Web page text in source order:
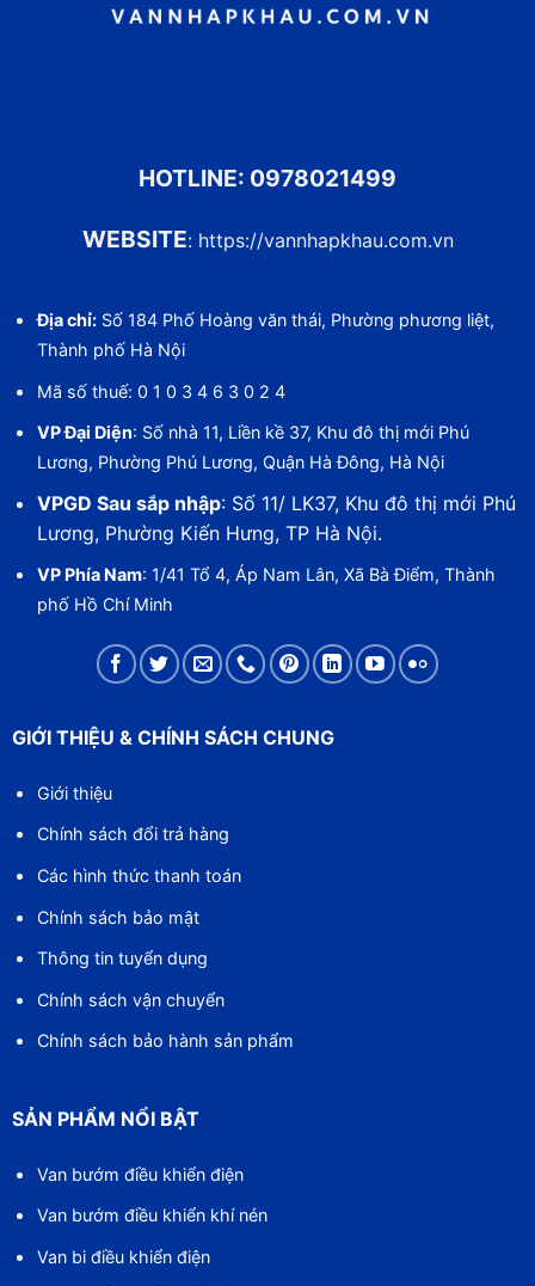
HOTLINE: 0978021499
WEBSITE: https://vannhapkhau.com.vn
Địa chỉ:Số 184 Phố Hoàng văn thái, Phường phương liệt,
Thành phố Hà Nội
Mã số thuế: 0 1 0 3 4 6 3 0 2 4
VP Đại Diện: Số nhà 11, Liền kề 37, Khu đô thị mới Phú
Lương, Phường Phú Lương, Quận Hà Đông, Hà Nội
VPGD Sau sắp nhập: Số 11/ LK37, Khu đô thị mới Phú
Lương, Phường Kiến Hưng, TP Hà Nội.
VP Phía Nam: 1/41 Tổ 4, Áp Nam Lân, Xã Bà Điểm, Thành
phố Hồ Chí Minh
GIỚI THIỆU & CHÍNH SÁCH CHUNG
Giới thiệu
Chính sách đổi trả hàng
Các hình thức thanh toán
Chính sách bảo mật
Thông tin tuyển dụng
Chính sách vận chuyển
Chính sách bảo hành sản phẩm
SẢN PHẨM NỔI BẬT
Van bướm điều khiển điện
Van bướm điều khiển khí nén
Van bi điều khiển điện